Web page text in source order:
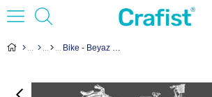
Bike - Beyaz Sıraltı Transfer Kağıdı White 38x26cm